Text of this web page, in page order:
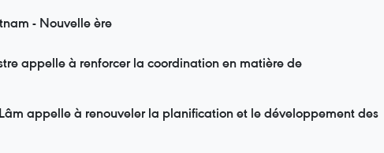
- Nouvelle ère
appelle à renforcer la coordination en matière de
appelle à renouveler la planification et le développement des